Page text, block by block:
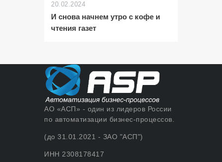
20.02.2024
И снова начнем утро с кофе и
чтения газет
АО «АСП» - один из лидеров России
по автоматизации бизнес-процессов.
(до 31.01.2021 - ЗАО "АСП")
ИНН 2308178417